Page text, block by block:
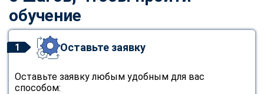
обучение
1 Оставьте заявку
Оставьте заявку любым удобным для вас
способом: